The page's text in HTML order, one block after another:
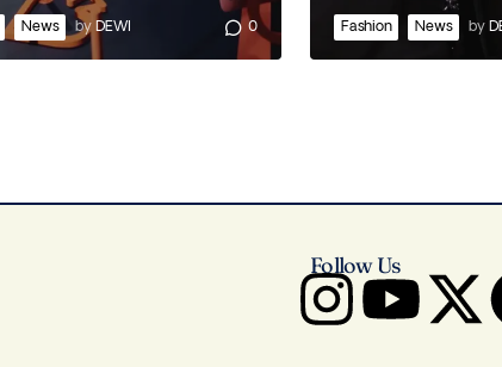
News by DEWI 0 Fashion News by
Follow Us